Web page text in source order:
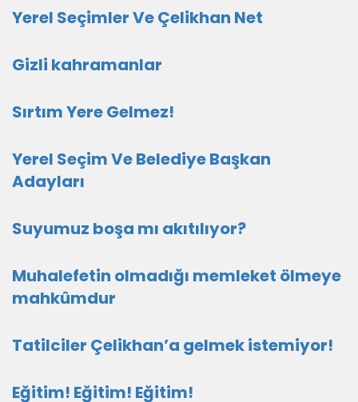
Yerel Seçimler Ve Çelikhan Net
Gizli kahramanlar
Sırtım Yere Gelmez!
Yerel Seçim Ve Belediye Başkan
Adayları
Suyumuz boşa mı akıtılıyor?
Muhalefetin olmadığı memleket ölmeye
mahkûmdur
Tatilciler Çelikhan’a gelmek istemiyor!
Eğitim! Eğitim! Eğitim!